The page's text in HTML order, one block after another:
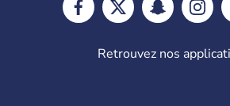
Retrouvez nos